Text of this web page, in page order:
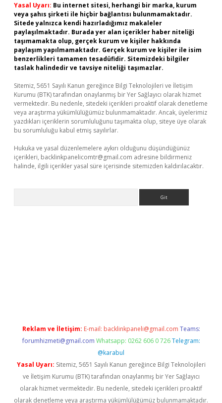
Yasal Uyarı: Bu internet sitesi, herhangi bir marka, kurum
veya şahıs şirketi ile hiçbir bağlantısı bulunmamaktadır.
Sitede yalnızca kendi hazırladığımız makaleler
paylaşılmaktadır. Burada yer alan içerikler haber niteliği
taşımamakta olup, gerçek kurum ve kişiler hakkında
paylaşım yapılmamaktadır. Gerçek kurum ve kişiler ile isim
benzerlikleri tamamen tesadüfidir. Sitemizdeki bilgiler
taslak halindedir ve tavsiye niteliği taşımazlar.
Sitemiz, 5651 Sayılı Kanun gereğince Bilgi Teknolojileri ve İletişim
Kurumu (BTK) tarafından onaylanmış bir Yer Sağlayıcı olarak hizmet
vermektedir. Bu nedenle, sitedeki içerikleri proaktif olarak denetleme
veya araştırma yükümlülüğümüz bulunmamaktadır. Ancak, üyelerimiz
yazdıkları içeriklerin sorumluluğunu taşımakta olup, siteye üye olarak
bu sorumluluğu kabul etmiş sayılırlar.
Hukuka ve yasal düzenlemelere aykırı olduğunu düşündüğünüz
içerikleri, backlinkpanelicomtr@gmail.com adresine bildirmeniz
halinde, ilgili içerikler yasal süre içerisinde sitemizden kaldırılacaktır.
Reklam ve İletişim: E-mail: backlinkpaneli@gmail.com Teams:
forumhizmeti@gmail.com Whatsapp: 0262 606 0 726 Telegram:
@karabul
Yasal Uyarı: Sitemiz, 5651 Sayılı Kanun gereğince Bilgi Teknolojileri
ve İletişim Kurumu (BTK) tarafından onaylanmış bir Yer Sağlayıcı
olarak hizmet vermektedir. Bu nedenle, sitedeki içerikleri proaktif
olarak denetleme veya araştırma yükümlülüğümüz bulunmamaktadır.